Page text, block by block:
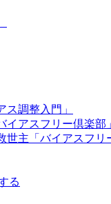
調整入門」
イアスフリー倶楽部
主「バイアスフ
る